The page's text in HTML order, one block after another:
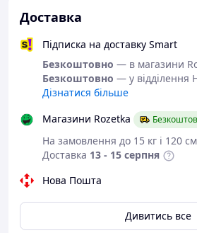
Доставка
Підписка на доставку Smart
Безкоштовно — в магазини
Безкоштовно — у відділення
Дізнатися більше
Магазини Rozetka
На замовлення до 15 кг і 120 см
Доставка 13 - 15 серпня
Нова Пошта
Дивитись все